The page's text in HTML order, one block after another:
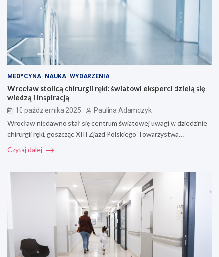
MEDYCYNA NAUKA WYDARZENIA
Wrocław stolicą chirurgii ręki: światowi eksperci dzielą się
wiedzą i inspiracją
10 października 2025 Paulina Adamczyk
Wrocław niedawno stał się centrum światowej uwagi w dziedzinie
chirurgii ręki, goszcząc XIII Zjazd Polskiego Towarzystwa…
Czytaj dalej